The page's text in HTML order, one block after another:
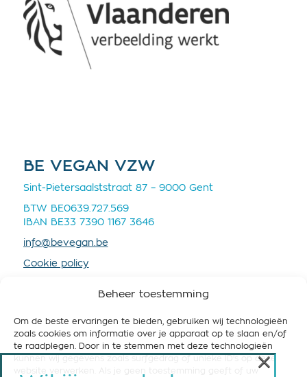
Beheer toestemming
Om de beste ervaringen te bieden, gebruiken wij technologieën
zoals cookies om informatie over je apparaat op te slaan en/of
te raadplegen. Door in te stemmen met deze technologieën
kunnen wij gegevens zoals surfgedrag of unieke ID's op deze
BE VEGAN VZW
Sint-Pietersaalststraat 87 – 9000 Gent
BTW BE0639.727.569
IBAN BE33 7390 1167 3646
info@bevegan.be
Cookie policy
STEUN BE VEGAN ×